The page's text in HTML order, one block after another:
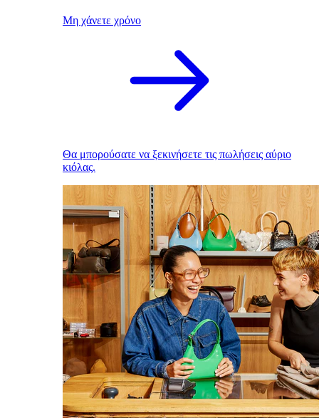
Μη χάνετε χρόνο
Θα μπορούσατε να ξεκινήσετε τις πωλήσεις αύριο
κιόλας.